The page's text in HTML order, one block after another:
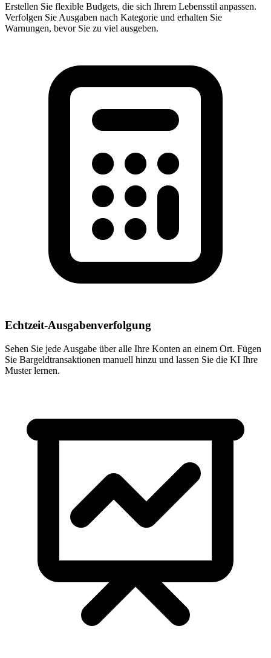
Erstellen Sie flexible Budgets, die sich Ihrem Lebensstil anpassen.
Verfolgen Sie Ausgaben nach Kategorie und erhalten Sie
Warnungen, bevor Sie zu viel ausgeben.
Echtzeit-Ausgabenverfolgung
Sehen Sie jede Ausgabe über alle Ihre Konten an einem Ort. Fügen
Sie Bargeldtransaktionen manuell hinzu und lassen Sie die KI Ihre
Muster lernen.